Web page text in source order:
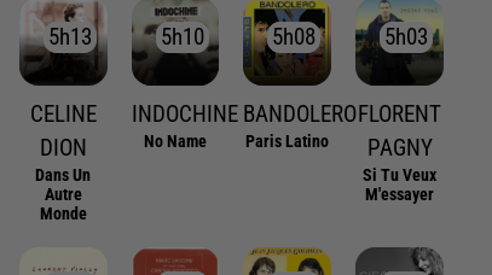
5h13
5h13
CELINE
DION
Dans Un
Autre
Monde
5h10
5h10
INDOCHINE
No Name
5h08
5h08
BANDOLERO
Paris Latino
5h03
5h03
FLORENT
PAGNY
Si Tu Veux
M'essayer